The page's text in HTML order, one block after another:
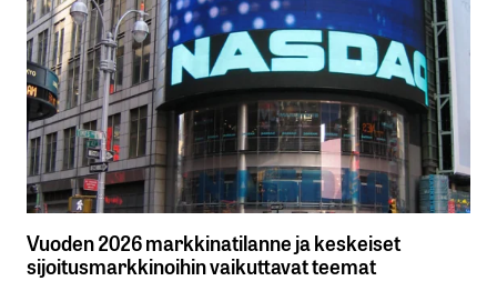
Vuoden 2026 markkinatilanne ja keskeiset
sijoitusmarkkinoihin vaikuttavat teemat